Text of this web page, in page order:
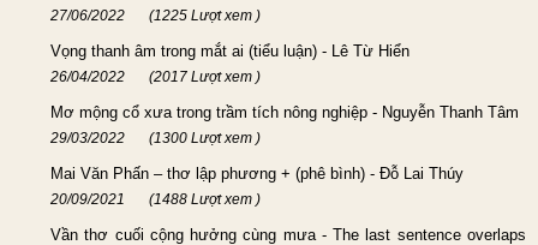
27/06/2022 (1225 Lượt xem )
Vọng thanh âm trong mắt ai (tiểu luận) - Lê Từ Hiển
26/04/2022 (2017 Lượt xem )
Mơ mộng cổ xưa trong trầm tích nông nghiệp - Nguyễn Thanh Tâm
29/03/2022 (1300 Lượt xem )
Mai Văn Phấn – thơ lập phương + (phê bình) - Đỗ Lai Thúy
20/09/2021 (1488 Lượt xem )
Vần thơ cuối cộng hưởng cùng mưa - The last sentence overlaps